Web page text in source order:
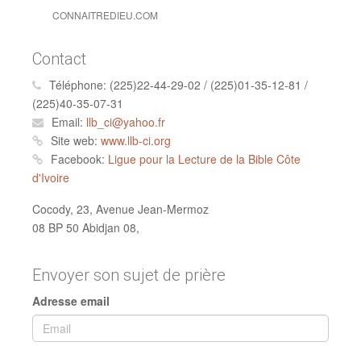
CONNAITREDIEU.COM
Contact
Téléphone: (225)22-44-29-02 / (225)01-35-12-81 /
(225)40-35-07-31
Email: llb_ci@yahoo.fr
Site web: www.llb-ci.org
Facebook: Ligue pour la Lecture de la Bible Côte
d'Ivoire
Cocody, 23, Avenue Jean-Mermoz
08 BP 50 Abidjan 08,
Envoyer son sujet de prière
Adresse email